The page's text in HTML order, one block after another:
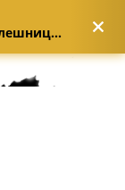
«Быстрый расчет стоимости столешницы»